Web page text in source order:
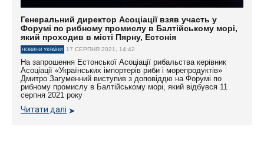
Генеральний директор Асоціації взяв участь у
Форумі по рибному промислу в Балтійському морі,
який проходив в місті Пярну, Естонія
НОВИНИ УКРАЇНИ 17 СЕРПНЯ 2021, 14:42
На запрошення Естонської Асоціації рибальства керівник
Асоціації «Українських імпортерів риби і морепродуктів»
Дмитро Загуменний виступив з доповіддю на Форумі по
рибному промислу в Балтійському морі, який відбувся 11
серпня 2021 року
Читати далі